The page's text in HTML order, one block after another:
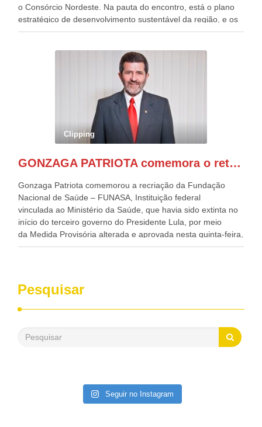
o Consórcio Nordeste. Na pauta do encontro, está o plano
estratégico de desenvolvimento sustentável da região, e os
desafios para a elaboração de políticas públicas, que
evento contou com a presença do Vice-presidente Geraldo
Alckmin, que também ocupa o Ministério do
Desenvolvimento, Indústria, Comércio e Serviços, o ex
governador de Pernambuco, agora Presidente do Banco do
Nordeste, Paulo Câmara, o ex Deputado Federal, e
atualmente Superintendente da SUDENE, Danilo Cabral, da
Governadora de Pernambuco, Raquel Lyra, os ministros da
Casa Civil, Rui Costa, e da Integração e do Desenvolvimento
de todo Nordeste que também ajudam a fomentar o
Clipping
GONZAGA PATRIOTA comemora o retorno da FUNASA
Gonzaga Patriota comemorou a recriação da Fundação
Nacional de Saúde – FUNASA, Instituição federal
vinculada ao Ministério da Saúde, que havia sido extinta no
início do terceiro governo do Presidente Lula, por meio
da Medida Provisória alterada e aprovada nesta quinta-feira,
pelo Congresso Nacional. Gonzaga Patriota disse hoje em
desenvolvimento dos seus municípios e, somente o ano
passado, essa Fundação distribuiu mais de três bilhões de
reais, com suas maravilhosas ações, dentre alas, mais de
saneamento básico, em pequenas comunidades rurais.
Patriota disse ainda que, mesmo sem mandato,
Pesquisar
Seguir no Instagram